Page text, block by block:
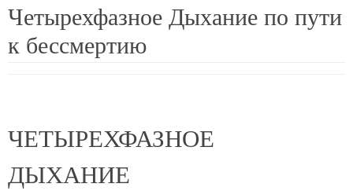
Четырехфазное Дыхание по пути
к бессмертию
ЧЕТЫРЕХФАЗНОЕ
ДЫХАНИЕ